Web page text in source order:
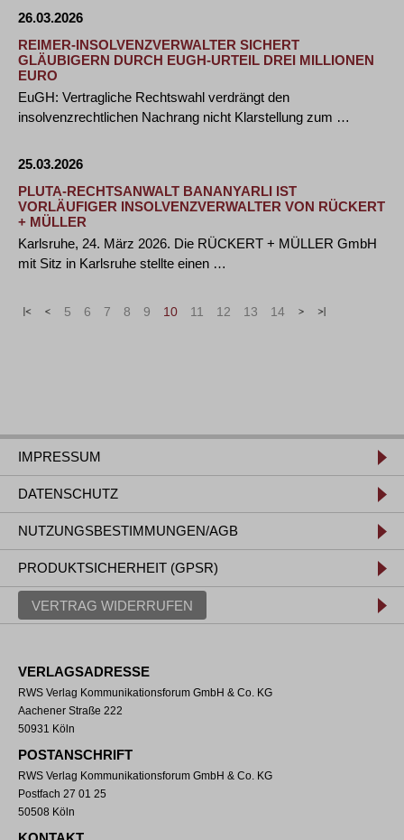
26.03.2026
REIMER-INSOLVENZVERWALTER SICHERT
GLÄUBIGERN DURCH EUGH-URTEIL DREI MILLIONEN
EURO
EuGH: Vertragliche Rechtswahl verdrängt den
insolvenzrechtlichen Nachrang nicht Klarstellung zum …
25.03.2026
PLUTA-RECHTSANWALT BANANYARLI IST
VORLÄUFIGER INSOLVENZVERWALTER VON RÜCKERT
+ MÜLLER
Karlsruhe, 24. März 2026. Die RÜCKERT + MÜLLER GmbH
mit Sitz in Karlsruhe stellte einen …
« < 5 6 7 8 9 10 11 12 13 14 > »
IMPRESSUM
DATENSCHUTZ
NUTZUNGSBESTIMMUNGEN/AGB
PRODUKTSICHERHEIT (GPSR)
VERTRAG WIDERRUFEN
VERLAGSADRESSE
RWS Verlag Kommunikationsforum GmbH & Co. KG
Aachener Straße 222
50931 Köln
POSTANSCHRIFT
RWS Verlag Kommunikationsforum GmbH & Co. KG
Postfach 27 01 25
50508 Köln